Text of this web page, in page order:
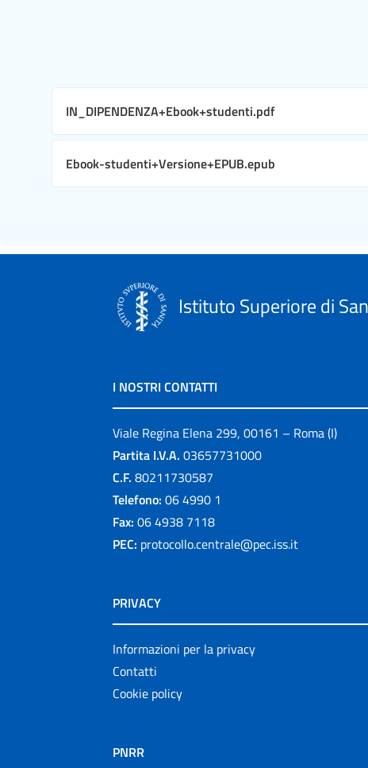
IN_DIPENDENZA+Ebook+studenti.pdf
Ebook-studenti+Versione+EPUB.epub
Istituto Superiore di
I NOSTRI CONTATTI
Viale Regina Elena 299, 00161 – Roma (I)
Partita I.V.A. 03657731000
C.F. 80211730587
Telefono: 06 4990 1
Fax: 06 4938 7118
PEC: protocollo.centrale@pec.iss.it
PRIVACY
Informazioni per la privacy
Contatti
Cookie policy
PNRR